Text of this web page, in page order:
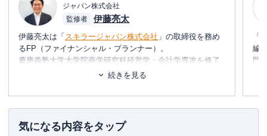
ジャパン株式会社
監修者
伊藤亮太
伊藤亮太は「 スキラージャパン株式会社 」の取締役を務め
るFP（ファイナンシャル・プランナー）。
慶應義塾大学大学院商学研究科経営学・会計学専攻を修了
CFP®を取得。
行業務に携わる。
現在は富裕層個人の資産設計を中心としたマネー・ライフ
プランの提案・策定・サポート等を行う傍ら、
関連するセミナー講師や講演を多数行う。
続きを見る
「
編
門
め
気になる内容をタップ